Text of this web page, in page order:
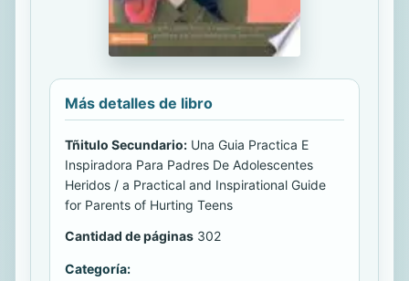
Más detalles de libro
Tñitulo Secundario: Una Guia Practica E
Inspiradora Para Padres De Adolescentes
Heridos / a Practical and Inspirational Guide
for Parents of Hurting Teens
Cantidad de páginas 302
Categoría: